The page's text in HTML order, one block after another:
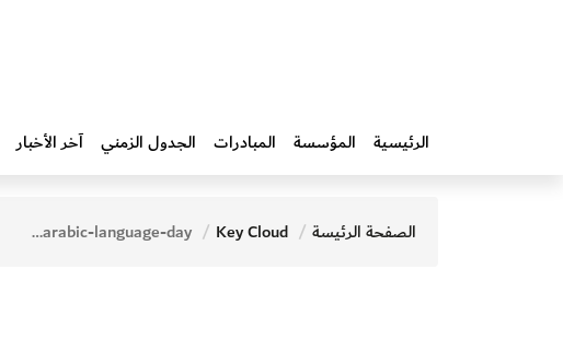
الرئيسية المؤسسة المبادرات‎ الجدول الزمني آخر الأخبار
الصفحة الرئيسة Key Cloud
world-arabic-language-day